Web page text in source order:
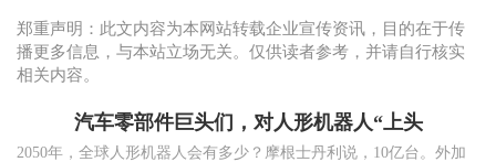
郑重声明：此文内容为本网站转载企业宣传资讯，目的在于传
播更多信息，与本站立场无关。仅供读者参考，并请自行核实
相关内容。
汽车零部件巨头们，对人形机器人“上头
2050年，全球人形机器人会有多少？摩根士丹利说，10亿台。外加